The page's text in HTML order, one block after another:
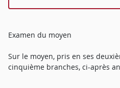
Examen du moyen
Sur le moyen, pris en ses
cinquième branches, ci-après